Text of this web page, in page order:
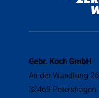
Gebr. Koch GmbH
An der Wandlung 26
32469 Petershagen